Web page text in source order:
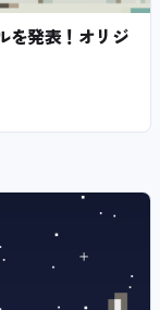
を発表！オリジ